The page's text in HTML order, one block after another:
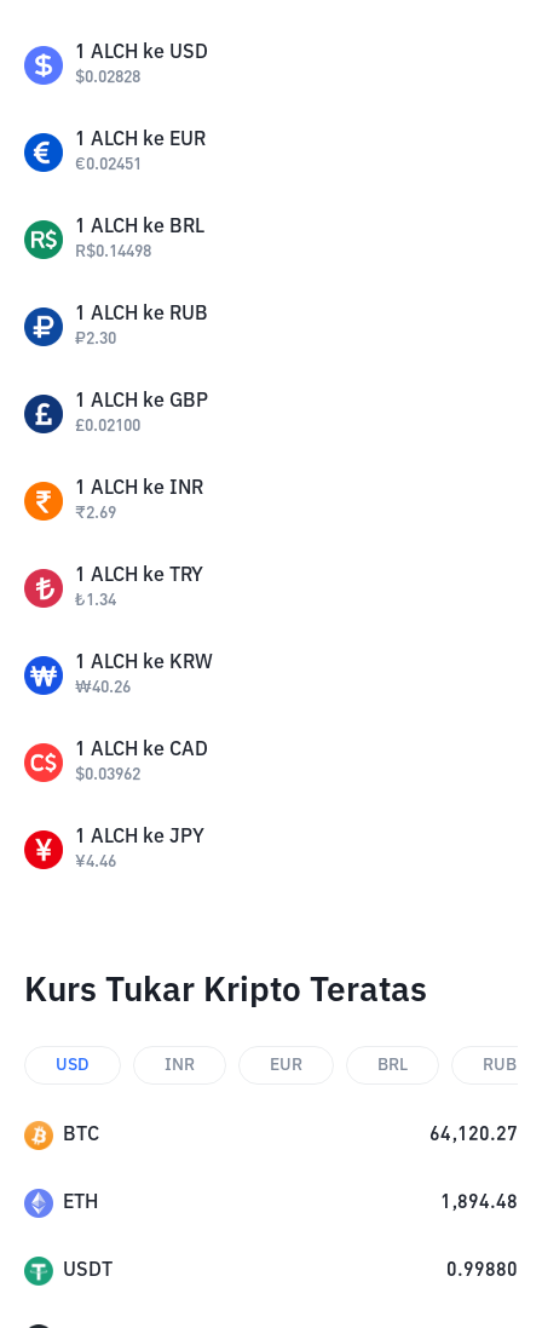
1 ALCH ke USD
$0.02828
1 ALCH ke EUR
€0.02451
1 ALCH ke BRL
R$0.14498
1 ALCH ke RUB
₽2.30
1 ALCH ke GBP
£0.02100
1 ALCH ke INR
₹2.69
1 ALCH ke TRY
₺1.34
1 ALCH ke KRW
₩40.26
1 ALCH ke CAD
$0.03962
1 ALCH ke JPY
¥4.46
Kurs Tukar Kripto Teratas
USD INR EUR BRL RUB
BTC 64,120.27
ETH 1,894.48
USDT 0.99880